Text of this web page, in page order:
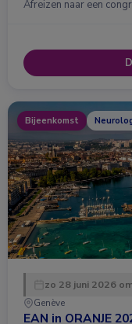
Afreizen naar een
Bijeenkomst
zo 28 juni 2026
Genève
EAN in ORANJE